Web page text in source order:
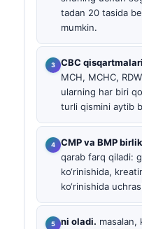
tadan 20 tasida
mumkin.
CBC qisqartmalari
MCH, MCHC,
ularning har biri
turli qismini aytib
CMP va BMP
qarab farq qiladi:
ko‘rinishida,
ko‘rinishida
ni oladi. masalan,